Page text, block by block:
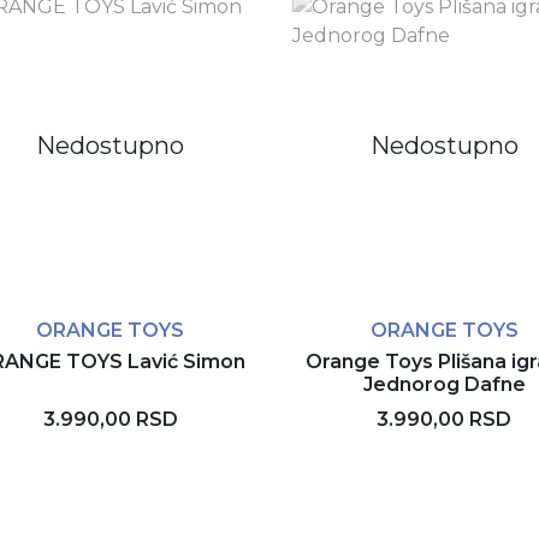
Nedostupno
ORANGE TOYS
TOYS Lavić Simon
3.990,00 RSD
Nedostupno
ORANGE TOYS
Orange Toys Plišana
Jednorog Dafne
3.990,00 RSD